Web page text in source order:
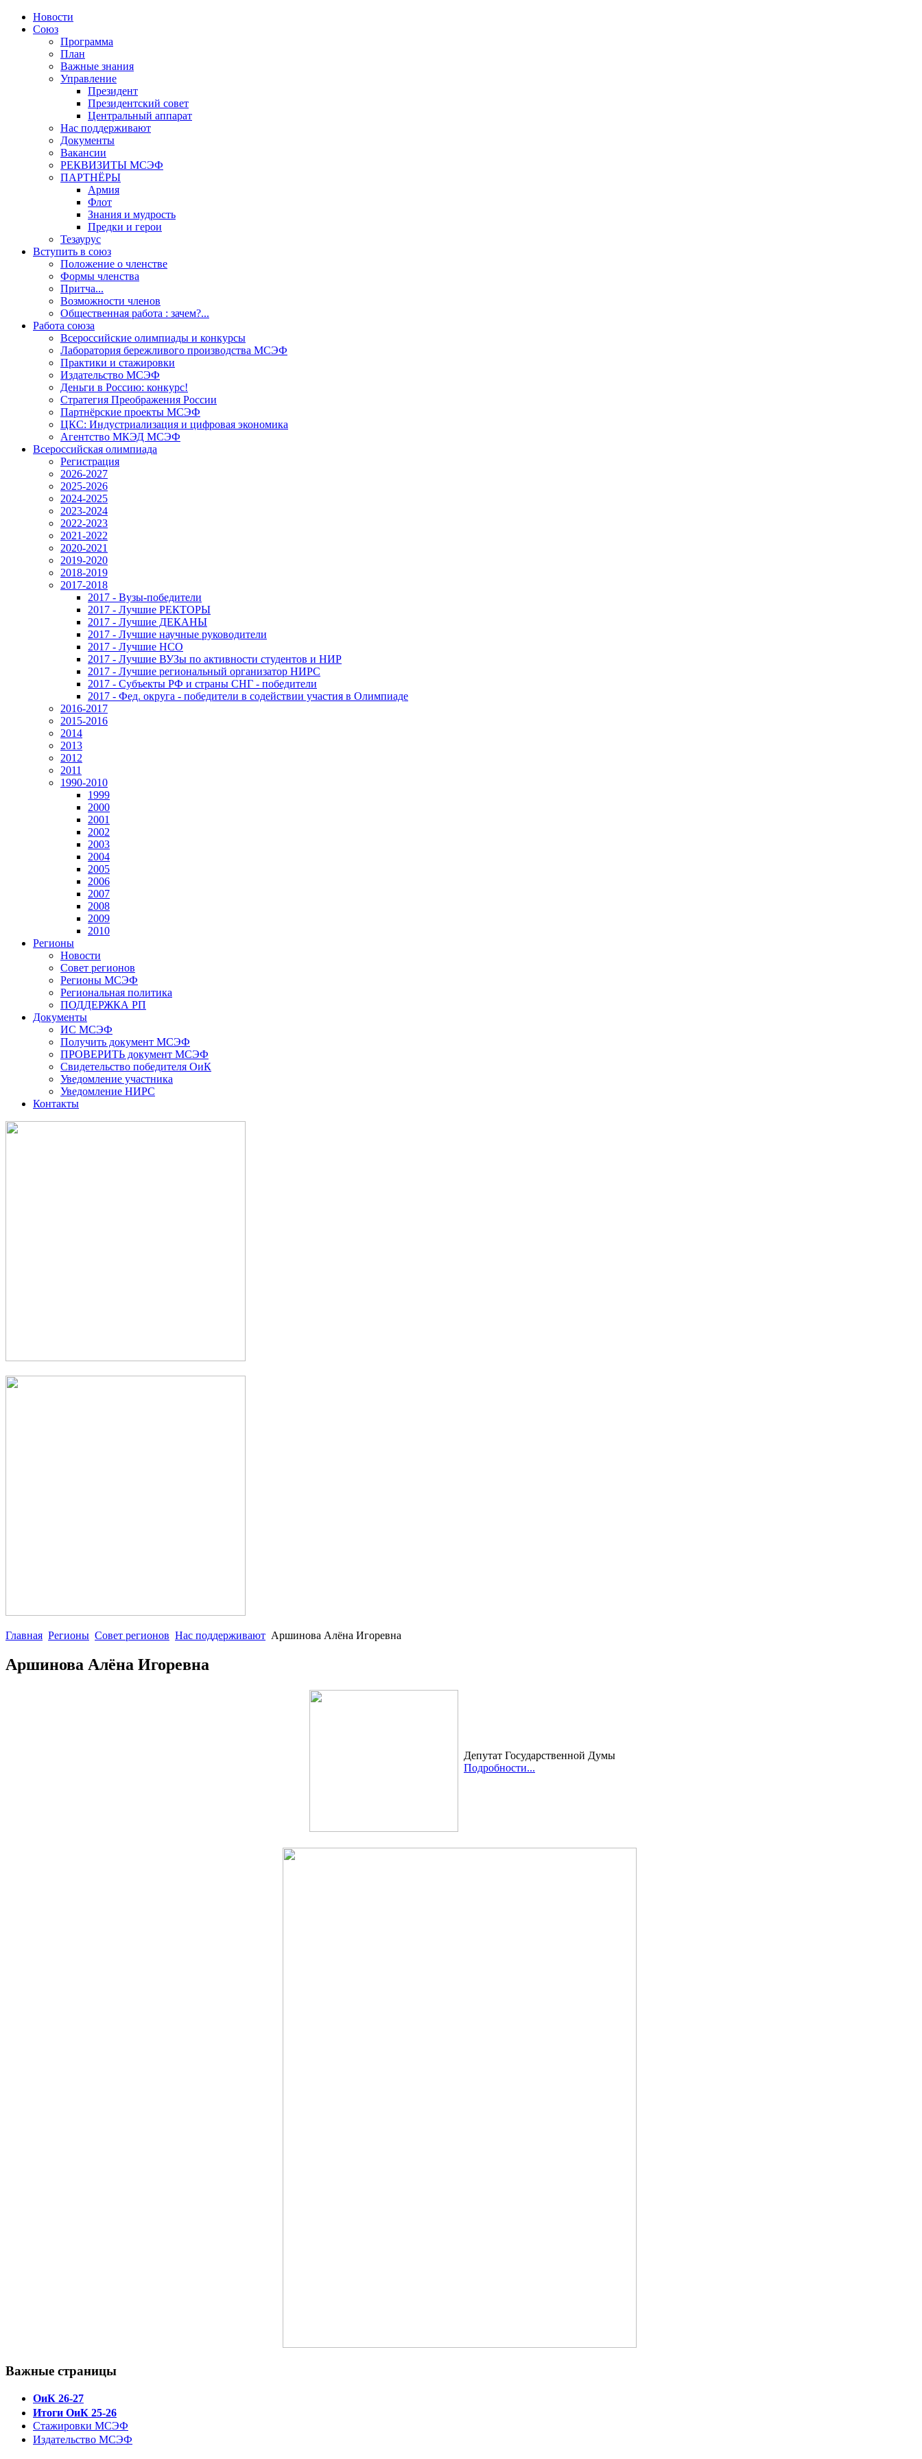
Новости
Союз
Программа
План
Важные знания
Управление
Президент
Президентский совет
Центральный аппарат
Нас поддерживают
Документы
Вакансии
РЕКВИЗИТЫ МСЭФ
ПАРТНЁРЫ
Армия
Флот
Знания и мудрость
Предки и герои
Тезаурус
Вступить в союз
Положение о членстве
Формы членства
Притча...
Возможности членов
Общественная работа : зачем?...
Работа союза
Всероссийские олимпиады и конкурсы
Лаборатория бережливого производства МСЭФ
Практики и стажировки
Издательство МСЭФ
Деньги в Россию: конкурс!
Стратегия Преображения России
Партнёрские проекты МСЭФ
ЦКС: Индустриализация и цифровая экономика
Агентство МКЭД МСЭФ
Всероссийская олимпиада
Регистрация
2026-2027
2025-2026
2024-2025
2023-2024
2022-2023
2021-2022
2020-2021
2019-2020
2018-2019
2017-2018
2017 - Вузы-победители
2017 - Лучшие РЕКТОРЫ
2017 - Лучшие ДЕКАНЫ
2017 - Лучшие научные руководители
2017 - Лучшие НСО
2017 - Лучшие ВУЗы по активности студентов и НИР
2017 - Лучшие региональный организатор НИРС
2017 - Субъекты РФ и страны СНГ - победители
2017 - Фед. округа - победители в содействии участия в Олимпиаде
2016-2017
2015-2016
2014
2013
2012
2011
1990-2010
1999
2000
2001
2002
2003
2004
2005
2006
2007
2008
2009
2010
Регионы
Новости
Совет регионов
Регионы МСЭФ
Региональная политика
ПОДДЕРЖКА РП
Документы
ИС МСЭФ
Получить документ МСЭФ
ПРОВЕРИТЬ документ МСЭФ
Свидетельство победителя ОиК
Уведомление участника
Уведомление НИРС
Контакты
Главная Регионы Совет регионов Нас поддерживают Аршинова Алёна Игоревна
Аршинова Алёна Игоревна
Депутат Государственной Думы
Подробности...
Важные страницы
ОиК 26-27
Итоги ОиК 25-26
Стажировки МСЭФ
Издательство МСЭФ